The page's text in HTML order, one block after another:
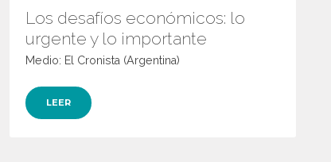
Los desafíos económicos: lo
urgente y lo importante
Medio: El Cronista (Argentina)
LEER